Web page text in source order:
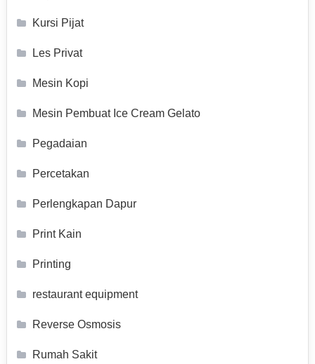
Kursi Pijat
Les Privat
Mesin Kopi
Mesin Pembuat Ice Cream Gelato
Pegadaian
Percetakan
Perlengkapan Dapur
Print Kain
Printing
restaurant equipment
Reverse Osmosis
Rumah Sakit